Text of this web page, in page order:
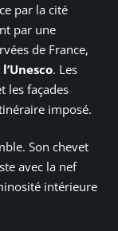
par la cité
par une
de France,
. Les
les façades
imposé.
Son chevet
avec la nef
intérieure